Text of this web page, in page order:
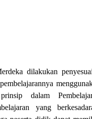
dilakukan
dalam
yang